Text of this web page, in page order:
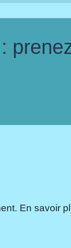
En savoir